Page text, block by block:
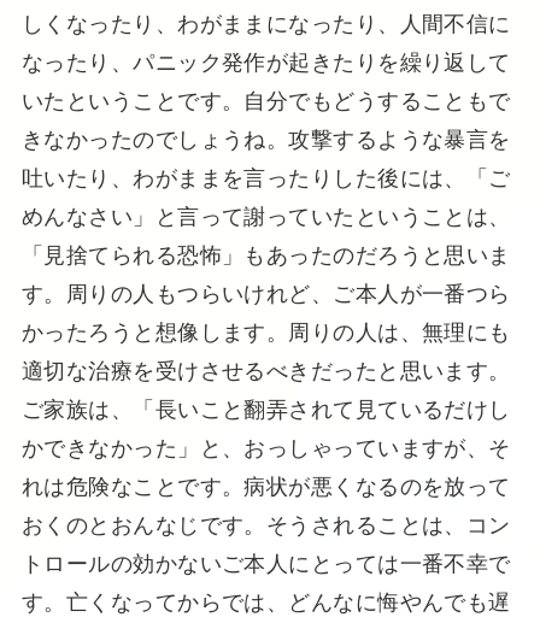
しくなったり、わがままになったり、人間不信に
なったり、パニック発作が起きたりを繰り返して
いたということです。自分でもどうすることもで
きなかったのでしょうね。攻撃するような暴言を
吐いたり、わがままを言ったりした後には、「ご
めんなさい」と言って謝っていたということは、
「見捨てられる恐怖」もあったのだろうと思いま
す。周りの人もつらいけれど、ご本人が一番つら
かったろうと想像します。周りの人は、無理にも
適切な治療を受けさせるべきだったと思います。
ご家族は、「長いこと翻弄されて見ているだけし
かできなかった」と、おっしゃっていますが、そ
れは危険なことです。病状が悪くなるのを放って
おくのとおんなじです。そうされることは、コン
トロールの効かないご本人にとっては一番不幸で
す。亡くなってからでは、どんなに悔やんでも遅